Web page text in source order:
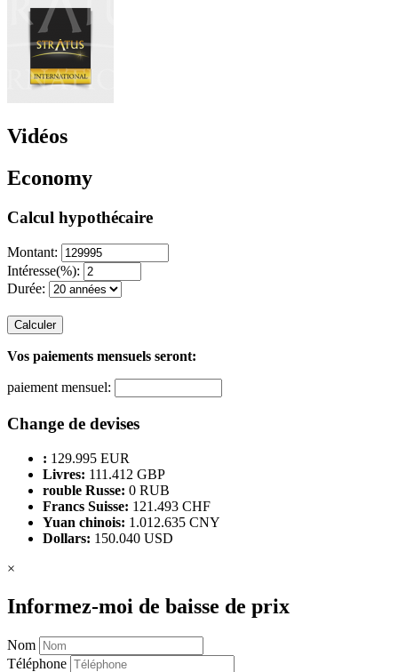
Vidéos
Economy
Calcul hypothécaire
Montant:
Intéresse(%):
Durée:
Calculer
Vos paiements mensuels seront:
paiement mensuel:
Change de devises
: 129.995 EUR
Livres: 111.412 GBP
rouble Russe: 0 RUB
Francs Suisse: 121.493 CHF
Yuan chinois: 1.012.635 CNY
Dollars: 150.040 USD
×
Informez-moi de baisse de prix
Nom
Téléphone